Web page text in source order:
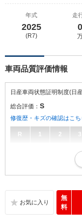
年式
2025
(R7)
走
車両品質評価情報
日産車両状態証明制度(日
総合評価： S
修復歴・キズの確認はこち
R 1 2 3
新車登録後1年未満。走
無
料